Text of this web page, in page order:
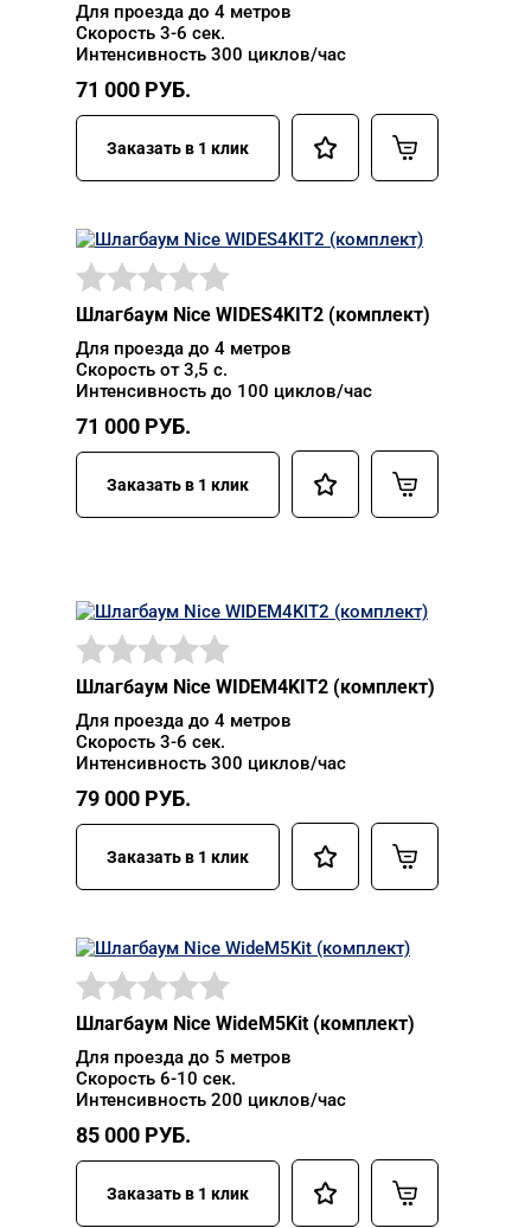
Для проезда до 4 метров
Скорость 3-6 сек.
Интенсивность 300 циклов/час
71 000 РУБ.
Заказать в 1 клик
Шлагбаум Nice WIDES4KIT2 (комплект)
Для проезда до 4 метров
Скорость от 3,5 с.
Интенсивность до 100 циклов/час
71 000 РУБ.
Заказать в 1 клик
Шлагбаум Nice WIDEM4KIT2 (комплект)
Для проезда до 4 метров
Скорость 3-6 сек.
Интенсивность 300 циклов/час
79 000 РУБ.
Заказать в 1 клик
Шлагбаум Nice WideM5Kit (комплект)
Для проезда до 5 метров
Скорость 6-10 сек.
Интенсивность 200 циклов/час
85 000 РУБ.
Заказать в 1 клик